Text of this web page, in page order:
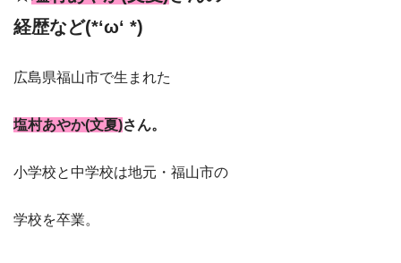
経歴など(*‘ω‘ *)
広島県福山市で生まれた
塩村あやか(文夏)さん。
小学校と中学校は地元・福山市の
学校を卒業。